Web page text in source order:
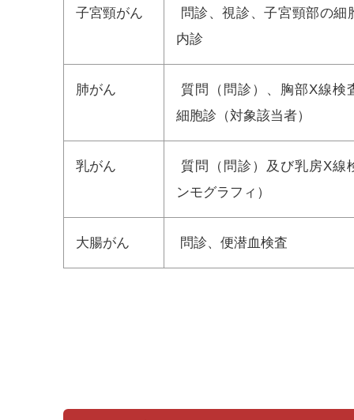
子宮頸がん
問診、視診、子宮頸部の細
内診
肺がん
質問（問診）、胸部X線検
細胞診（対象該当者）
乳がん
質問（問診）及び乳房X線
ンモグラフィ）
大腸がん 問診、便潜血検査